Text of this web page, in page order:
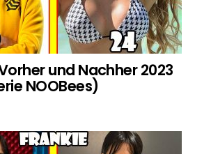
und Nachher 2023
NOOBees)